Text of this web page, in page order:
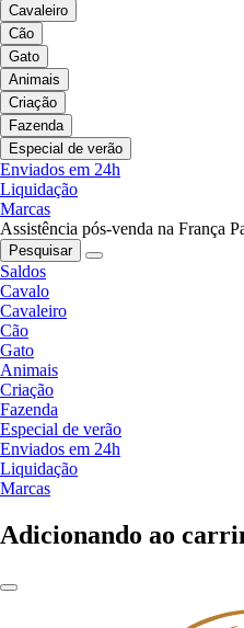
Cavaleiro
Cão
Gato
Animais
Criação
Fazenda
Especial de verão
Enviados em 24h
Liquidação
Marcas
Assistência pós-venda na França
Pesquisar
Saldos
Cavalo
Cavaleiro
Cão
Gato
Animais
Criação
Fazenda
Especial de verão
Enviados em 24h
Liquidação
Marcas
Adicionando ao